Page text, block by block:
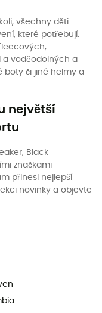
všechny děti
které potřebují.
a voděodolných a
boty či jiné helmy a
největší
Black
značkami
přinesl nejlepší
novinky a objevte